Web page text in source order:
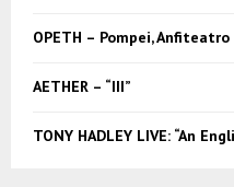
OPETH – Pompei,
AETHER – “III”
TONY HADLEY LIVE: “An